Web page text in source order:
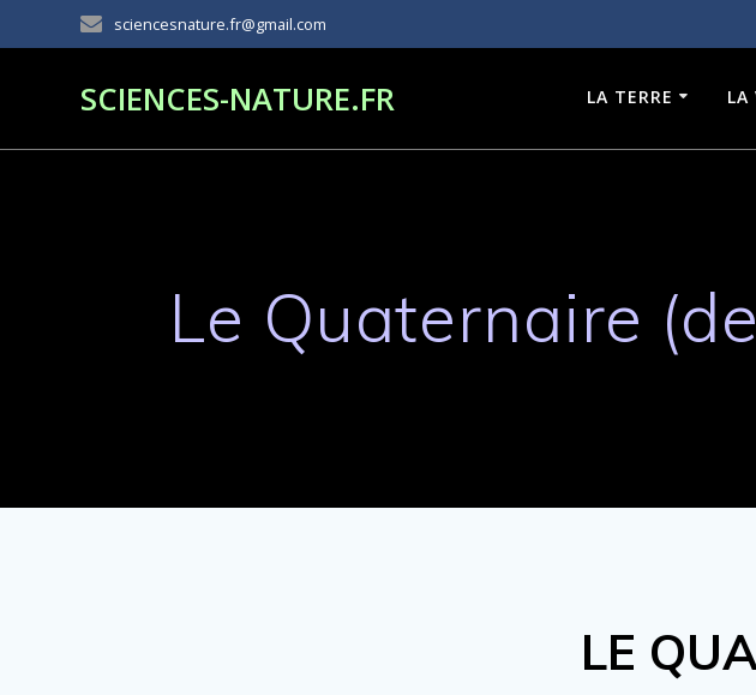
au
sciencesnature.fr@gmail.com
SCIENCES-NATURE.FR LA TERRE LA
Le Quaternaire
LE